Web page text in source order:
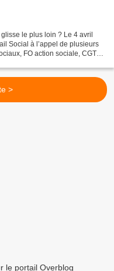
le plus loin ? Le 4 avril
Social à l’appel de plusieurs
FO action sociale, CGT
>
le portail Overblog